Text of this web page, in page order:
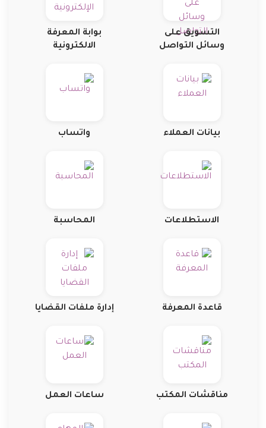
التسويق على
وسائل التواصل
بوابة المعرفة
الالكترونية
بيانات العملاء واتساب
الاستطلاعات المحاسبة
قاعدة المعرفة إدارة ملفات القضايا
مناقشات المكتب ساعات العمل